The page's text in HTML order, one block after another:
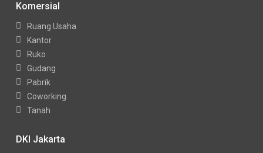
Komersial
Ruang Usaha
Kantor
Ruko
Gudang
Pabrik
Coworking
Tanah
DKI Jakarta